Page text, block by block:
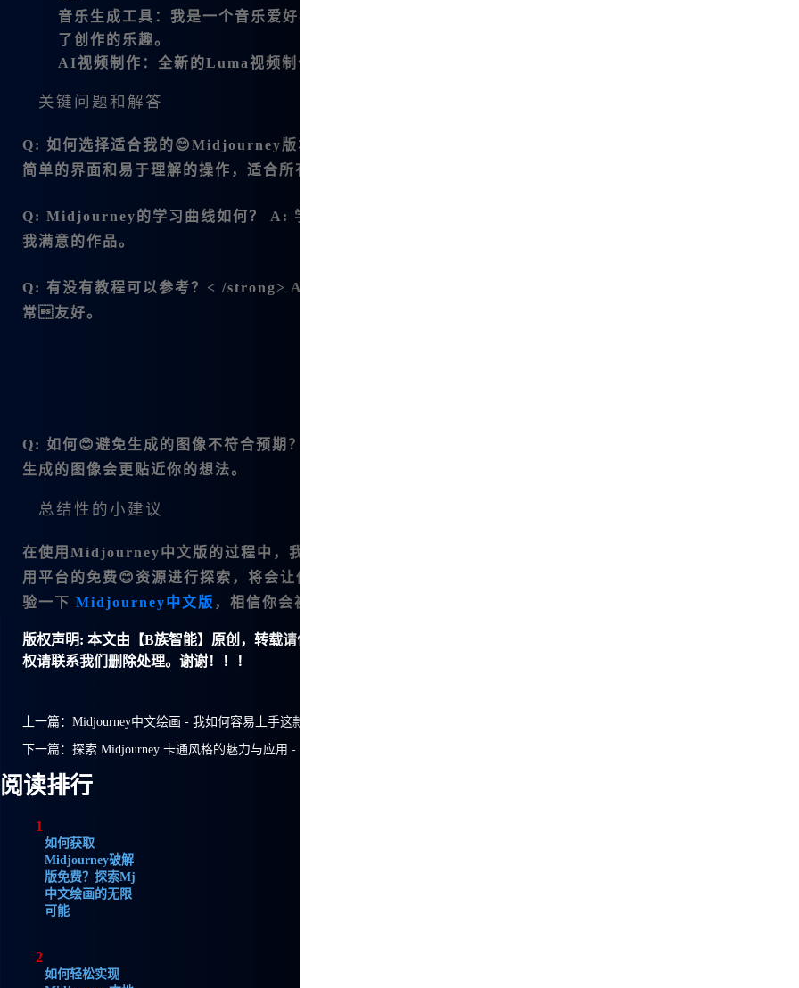
音乐生成工具 ：我是一个音乐爱好者，
了创作的乐趣。
AI视频制作 ：全新的Luma视频制作功能让我在新的艺术领域中开拓视野。
关键问题和解答
Q: 如何选择适合我的😊Midjourney版本？
简单的界面和易于理解的操作，适合所有人。
Q: Midjourney的学习曲线如何？
A: 学习.曲线并不陡峭。通😊过平台提供的教程，我很快上手了，并能创
我满意的作品。
Q: 有没有教程可以参考？< /strong> A: 当然！我在
常友好。
Q: 如何😊避免生成的图像不符合预期？ A: 一定要在输入描述时尽量具体，可以|在描述中加入特定的元素
生成的图像会更贴近你的想法。
总结性的小建议
在使用Midjourney中文版的过程中，我发现多尝试不同的风格和表达方式，能让我获得意想不到的灵感。此
用平台的免费😊资源进行探索，将会让你的艺术创作之旅更加丰富有趣。如果你也想开启这样的旅程，不妨
验一下 Midjourney中文版 ，相信你会被它的强大所吸引。
版权声明: 本文由【B族智能】原创，转载请保留链接: https://www.bzu.cn/news/show/8512.html，部分文章内容来源网络，
权请联系我们删除处理。谢谢！！！
上一篇： Midjourney中文绘画 - 我如何容易上手这款神器？
下一篇： 探索 Midjourney 卡通风格的魅力与应用 - Mj中文绘画帮你实现创意
阅读排行
1
如何获取
Midjourney破解
版免费？探索Mj
中文绘画的无限
可能
2
如何轻松实现